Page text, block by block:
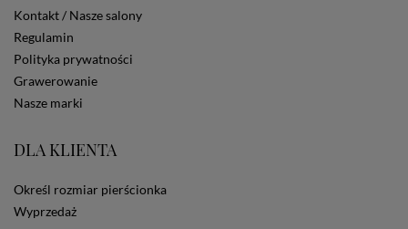
nie podasz danych, nie będziesz mógł przeglądać
zawartości naszej strony
Zautomatyzowane podejmowanie decyzji
Na stronie Sklepu są wykorzystywane pliki cookies.
Stosowane są one w celach zapewnienia maksymalnej
wygody wszystkich użytkowników (w tym Kupujących)
anonimowych danych dla celów reklamowych i
portale społecznościowe, np. Facebook). Korzystanie
dotyczących cookies oznacza, że będą one
Kontakt / Nasze salony
Regulamin
Polityka prywatności
Grawerowanie
Nasze marki
DLA KLIENTA
Określ rozmiar pierścionka
Wyprzedaż